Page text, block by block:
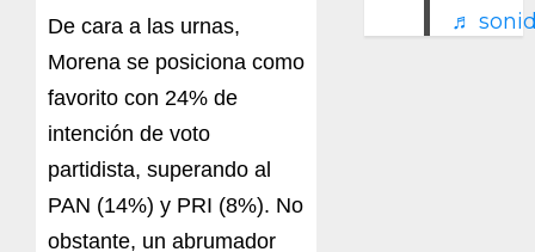
De cara a las urnas,
Morena se posiciona como
favorito con 24% de
intención de voto
partidista, superando al
PAN (14%) y PRI (8%). No
obstante, un abrumador
♬